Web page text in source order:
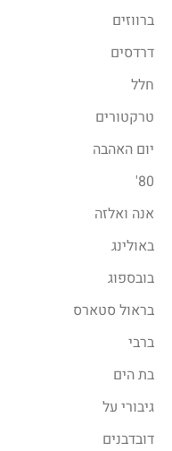
ברווזים
דרדסים
חלל
טרקטורים
יום האהבה
80'
אנה ואלזה
באולינג
בובספוג
בראול סטארס
ברבי
בת הים
גיבורי על
דובדבנים